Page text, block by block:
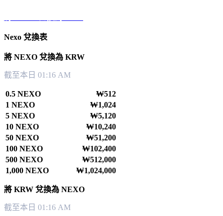
Nexo 兌換表
將 NEXO 兌換為 KRW
截至本日 01:16 AM
0.5 NEXO
₩512
1 NEXO
₩1,024
5 NEXO
₩5,120
10 NEXO
₩10,240
50 NEXO
₩51,200
100 NEXO
₩102,400
500 NEXO
₩512,000
1,000 NEXO
₩1,024,000
將 KRW 兌換為 NEXO
截至本日 01:16 AM